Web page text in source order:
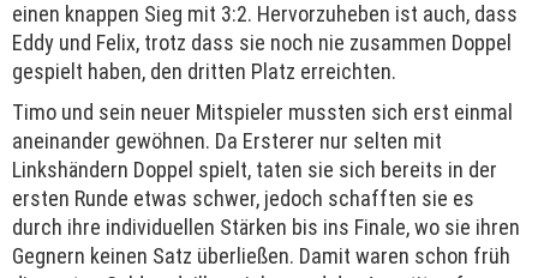
einen knappen Sieg mit 3:2. Hervorzuheben ist auch, dass
Eddy und Felix, trotz dass sie noch nie zusammen Doppel
gespielt haben, den dritten Platz erreichten.
Timo und sein neuer Mitspieler mussten sich erst einmal
aneinander gewöhnen. Da Ersterer nur selten mit
Linkshändern Doppel spielt, taten sie sich bereits in der
ersten Runde etwas schwer, jedoch schafften sie es
durch ihre individuellen Stärken bis ins Finale, wo sie ihren
Gegnern keinen Satz überließen. Damit waren schon früh